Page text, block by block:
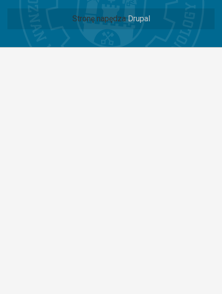
Stronę napędza Drupal